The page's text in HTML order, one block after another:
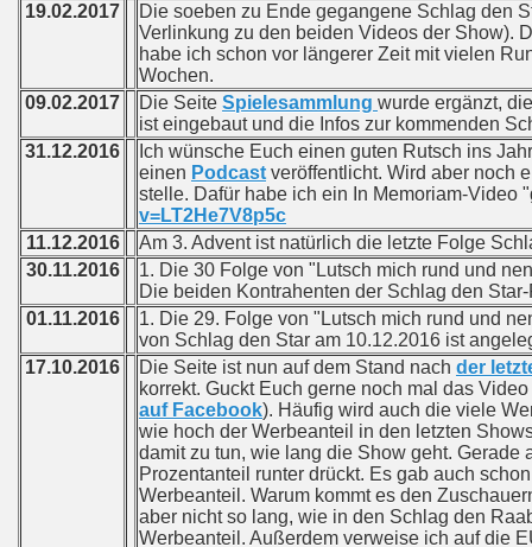
19.02.2017
Die soeben zu Ende gegangene Schlag den
Verlinkung zu den beiden Videos der Show).
habe ich schon vor längerer Zeit mit vielen
Wochen.
09.02.2017
Die Seite Spielesammlung wurde ergänzt,
ist eingebaut und die Infos zur kommenden
31.12.2016
Ich wünsche Euch einen guten Rutsch ins
einen Podcast veröffentlicht. Wird aber noch
stelle. Dafür habe ich ein In Memoriam-Video
v=LT2He7V8p5c
11.12.2016
Am 3. Advent ist natürlich die letzte Folge
30.11.2016
1. Die 30 Folge von "Lutsch mich rund und
Die beiden Kontrahenten der Schlag den
01.11.2016
1. Die 29. Folge von "Lutsch mich rund und
von Schlag den Star am 10.12.2016 ist
17.10.2016
Die Seite ist nun auf dem Stand nach der
korrekt. Guckt Euch gerne noch mal das
auf Facebook). Häufig wird auch die viele
wie hoch der Werbeanteil in den letzten
damit zu tun, wie lang die Show geht.
Prozentanteil runter drückt. Es gab auch
Werbeanteil. Warum kommt es den
aber nicht so lang, wie in den Schlag den
Werbeanteil. Außerdem verweise ich auf die